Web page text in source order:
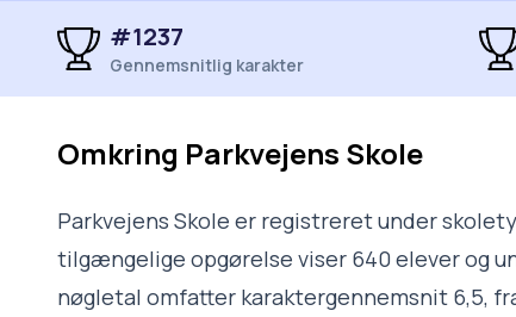
#1237
Gennemsnitlig karakter
Omkring Parkvejens Skole
Parkvejens Skole er registreret under
tilgængelige opgørelse viser 640 elever og
nøgletal omfatter karaktergennemsnit 6,5,